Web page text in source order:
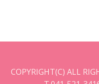
COPYRIGHT(C) ALL